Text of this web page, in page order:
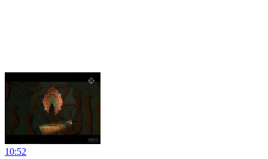
10:52